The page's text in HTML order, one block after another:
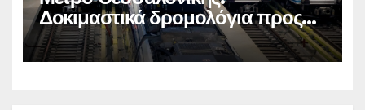
Δοκιμαστικά δρομολόγια προς
Καλαμαριά